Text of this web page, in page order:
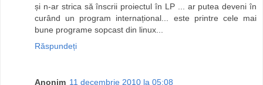
și n-ar strica să înscrii proiectul în LP ... ar putea deveni în
curând un program internațional... este printre cele mai
bune programe sopcast din linux...
Răspundeți
Anonim 11 decembrie 2010 la 05:08